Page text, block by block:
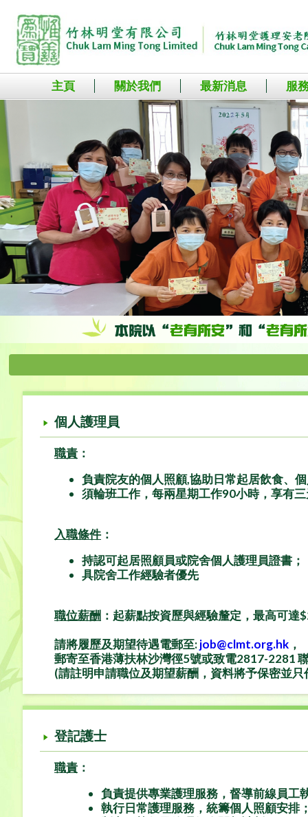
主頁 關於我們 最新消息 服
個人護理員
職責 ：
負責院友的個人照顧,協助日常起居飲食、
須輪班工作，每兩星期工作90小時，享有
入職條件 ：
持認可起居照顧員或院舍個人護理員證書；
具院舍工作經驗者優先
職位薪酬 ： 起薪點按資歷與經驗釐定，最高可達
請將履歷及期望待遇電郵至:job@clmt.org.hk ，
郵寄至香港薄扶林沙灣徑5號或致電2817-2281
(請註明申請職位及期望薪酬 ，資料將予保密並
登記護士
職責 ：
負責提供專業護理服務，督導前線員工
執行日常護理服務，統籌個人照顧安排